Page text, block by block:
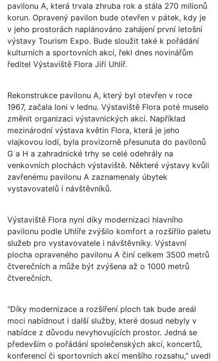
pavilonu A, která trvala zhruba rok a stála 270 milionů
korun. Opravený pavilon bude otevřen v pátek, kdy je
v jeho prostorách naplánováno zahájení první letošní
výstavy Tourism Expo. Bude sloužit také k pořádání
kulturních a sportovních akcí, řekl dnes novinářům
ředitel Výstaviště Flora Jiří Uhlíř.
Rekonstrukce pavilonu A, který byl otevřen v roce
1967, začala loni v lednu. Výstaviště Flora poté muselo
změnit organizaci výstavnických akcí. Například
mezinárodní výstava květin Flora, která je jeho
vlajkovou lodí, byla provizorně přesunuta do pavilonů
G a H a zahradnické trhy se celé odehrály na
venkovních plochách výstaviště. Některé výstavy kvůli
zavřenému pavilonu A zaznamenaly úbytek
vystavovatelů i návštěvníků.
Výstaviště Flora nyní díky modernizaci hlavního
pavilonu podle Uhlíře zvýšilo komfort a rozšířilo paletu
služeb pro vystavovatele i návštěvníky. Výstavní
plocha opraveného pavilonu A činí celkem 3500 metrů
čtverečních a může být zvýšena až o 1000 metrů
čtverečních.
"Díky modernizace a rozšíření ploch tak bude areál
moci nabídnout i další služby, které dosud nebyly v
nabídce z důvodu nevyhovujících prostor. Jedná se
především o pořádání společenských akcí, koncertů,
konferencí či sportovních akcí menšího rozsahu," uvedl